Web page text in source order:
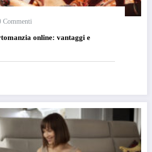
Commenti
online: vantaggi e